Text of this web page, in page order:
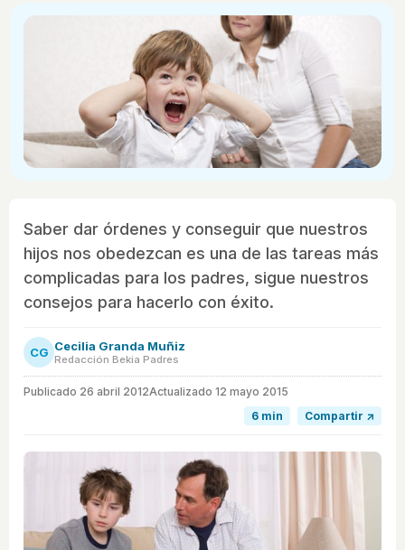
Saber dar órdenes y conseguir que nuestros
hijos nos obedezcan es una de las tareas más
complicadas para los padres, sigue nuestros
consejos para hacerlo con éxito.
CG Cecilia Granda Muñiz
Redacción Bekia Padres
Publicado 26 abril 2012Actualizado 12 mayo 2015
6 min
Compartir ↗